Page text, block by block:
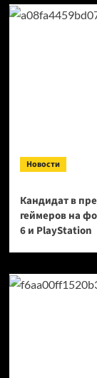
Новости
Кандидат в
геймеров на
6 и PlayStation